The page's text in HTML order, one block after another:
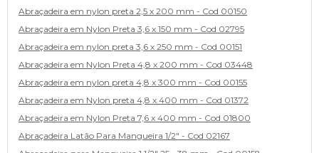
Abraçadeira em nylon preta 2,5 x 200 mm - Cod 00150
Abraçadeira em Nylon Preta 3,6 x 150 mm - Cod 02795
Abraçadeira em nylon preta 3,6 x 250 mm - Cod 00151
Abraçadeira em Nylon Preta 4,8 x 200 mm - Cod 03448
Abraçadeira em nylon preta 4,8 x 300 mm - Cod 00155
Abraçadeira em Nylon preta 4,8 x 400 mm - Cod 01372
Abraçadeira em Nylon Preta 7,6 x 400 mm - Cod 01800
Abraçadeira Latão Para Mangueira 1/2" - Cod 02167